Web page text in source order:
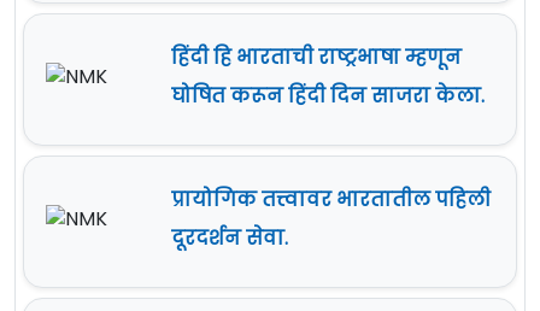
हिंदी हि भारताची राष्ट्रभाषा म्हणून
घोषित करून हिंदी दिन साजरा केला.
प्रायोगिक तत्त्वावर भारतातील पहिली
दूरदर्शन सेवा.